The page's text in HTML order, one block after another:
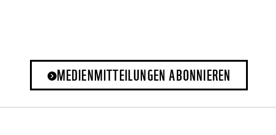
MEDIENMITTEILUNGEN ABONNIEREN